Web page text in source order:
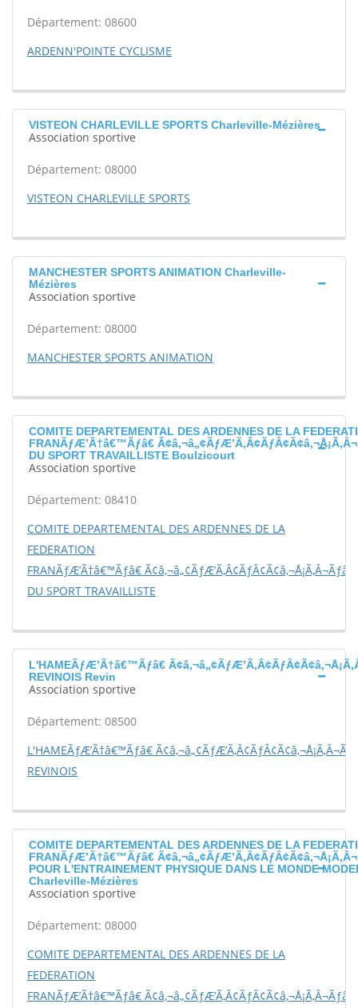
Département: 08600
ARDENN'POINTE CYCLISME
VISTEON CHARLEVILLE SPORTS Charleville-Mézières
Association sportive
Département: 08000
VISTEON CHARLEVILLE SPORTS
MANCHESTER SPORTS ANIMATION Charleville-
Mézières
Association sportive
Département: 08000
MANCHESTER SPORTS ANIMATION
COMITE DEPARTEMENTAL DES ARDENNES DE LA
FRANÃƒÆ’Ã†â€™Ãƒâ€
DU SPORT TRAVAILLISTE Boulzicourt
Association sportive
Département: 08410
COMITE DEPARTEMENTAL DES ARDENNES DE LA
FEDERATION
FRANÃƒÆ’Ã†â€™Ãƒâ€
DU SPORT TRAVAILLISTE
L'HAMEÃƒÆ’Ã†â€™Ãƒâ€
REVINOIS Revin
Association sportive
Département: 08500
L'HAMEÃƒÆ’Ã†â€™Ãƒâ€
REVINOIS
COMITE DEPARTEMENTAL DES ARDENNES DE LA
FRANÃƒÆ’Ã†â€™Ãƒâ€
POUR L'ENTRAINEMENT PHYSIQUE DANS LE MONDE
Charleville-Mézières
Association sportive
Département: 08000
COMITE DEPARTEMENTAL DES ARDENNES DE LA
FEDERATION
FRANÃƒÆ’Ã†â€™Ãƒâ€